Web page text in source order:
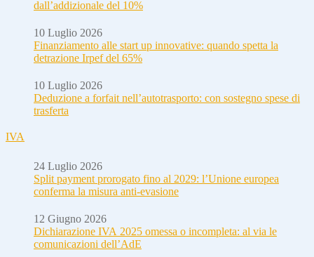
dall’addizionale del 10%
10 Luglio 2026
Finanziamento alle start up innovative: quando spetta la
detrazione Irpef del 65%
10 Luglio 2026
Deduzione a forfait nell’autotrasporto: con sostegno spese di
trasferta
IVA
24 Luglio 2026
Split payment prorogato fino al 2029: l’Unione europea
conferma la misura anti-evasione
12 Giugno 2026
Dichiarazione IVA 2025 omessa o incompleta: al via le
comunicazioni dell’AdE